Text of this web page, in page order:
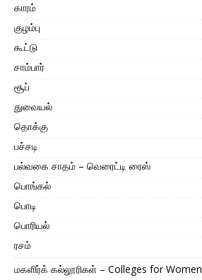
காரம்
குழம்பு
கூட்டு
சாம்பார்
சூப்
துவையல்
தொக்கு
பச்சடி
பல்வகை சாதம் – வெரைட்டி ரைஸ்
பொங்கல்
பொடி
பொரியல்
ரசம்
மகளிர்க் கல்லூரிகள் – Colleges for Women